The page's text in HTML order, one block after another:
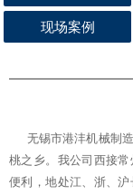
现场案例
无锡市港沣机械制
桃之乡。我公司西接
便利，地处江、浙、